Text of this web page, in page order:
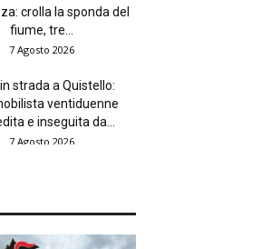
crolla la sponda del
fiume, tre...
7 Agosto 2026
strada a Quistello:
ventiduenne
e inseguita da...
7 Agosto 2026